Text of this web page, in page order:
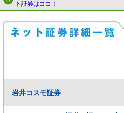
ト証券はココ！
岩井コスモ証券